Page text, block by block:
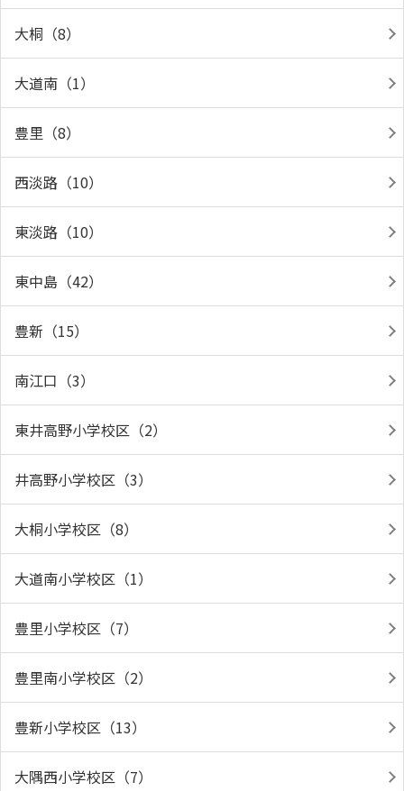
大桐（8）
大道南（1）
豊里（8）
西淡路（10）
東淡路（10）
東中島（42）
豊新（15）
南江口（3）
東井高野小学校区（2）
井高野小学校区（3）
大桐小学校区（8）
大道南小学校区（1）
豊里小学校区（7）
豊里南小学校区（2）
豊新小学校区（13）
大隅西小学校区（7）